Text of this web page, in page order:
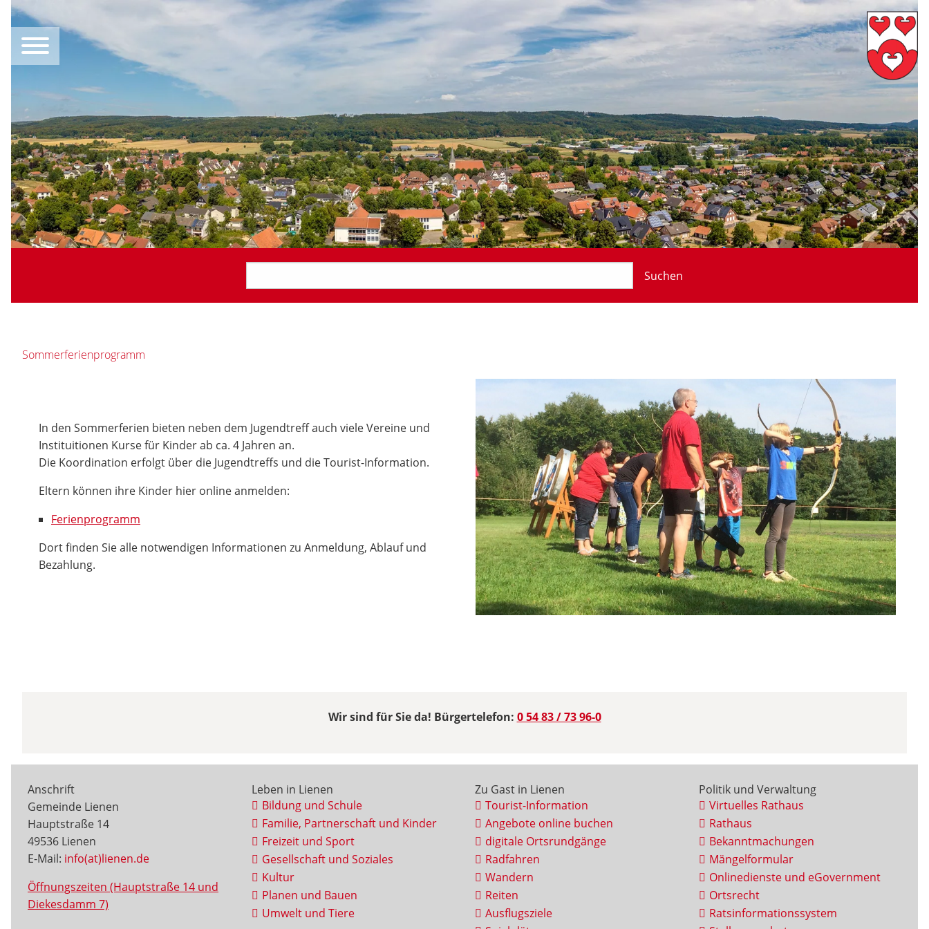
Suchen
Sommerferienprogramm
In den Sommerferien bieten neben dem Jugendtreff auch viele Vereine und
Instituitionen Kurse für Kinder ab ca. 4 Jahren an.
Die Koordination erfolgt über die Jugendtreffs und die Tourist-Information.
Eltern können ihre Kinder hier online anmelden:
Ferienprogramm
Dort finden Sie alle notwendigen Informationen zu Anmeldung, Ablauf und
Bezahlung.
Wir sind für Sie da! Bürgertelefon: 0 54 83 / 73 96-0
Anschrift
Gemeinde Lienen
Hauptstraße 14
49536 Lienen
E-Mail: info(at)lienen.de
Öffnungszeiten (Hauptstraße 14 und
Diekesdamm 7)
Leben in Lienen
Bildung und Schule
Familie, Partnerschaft und Kinder
Freizeit und Sport
Gesellschaft und Soziales
Kultur
Planen und Bauen
Umwelt und Tiere
Zu Gast in Lienen
Tourist-Information
Angebote online buchen
digitale Ortsrundgänge
Radfahren
Wandern
Reiten
Ausflugsziele
Politik und Verwaltung
Virtuelles Rathaus
Rathaus
Bekanntmachungen
Mängelformular
Onlinedienste und eGovernment
Ortsrecht
Ratsinformationssystem